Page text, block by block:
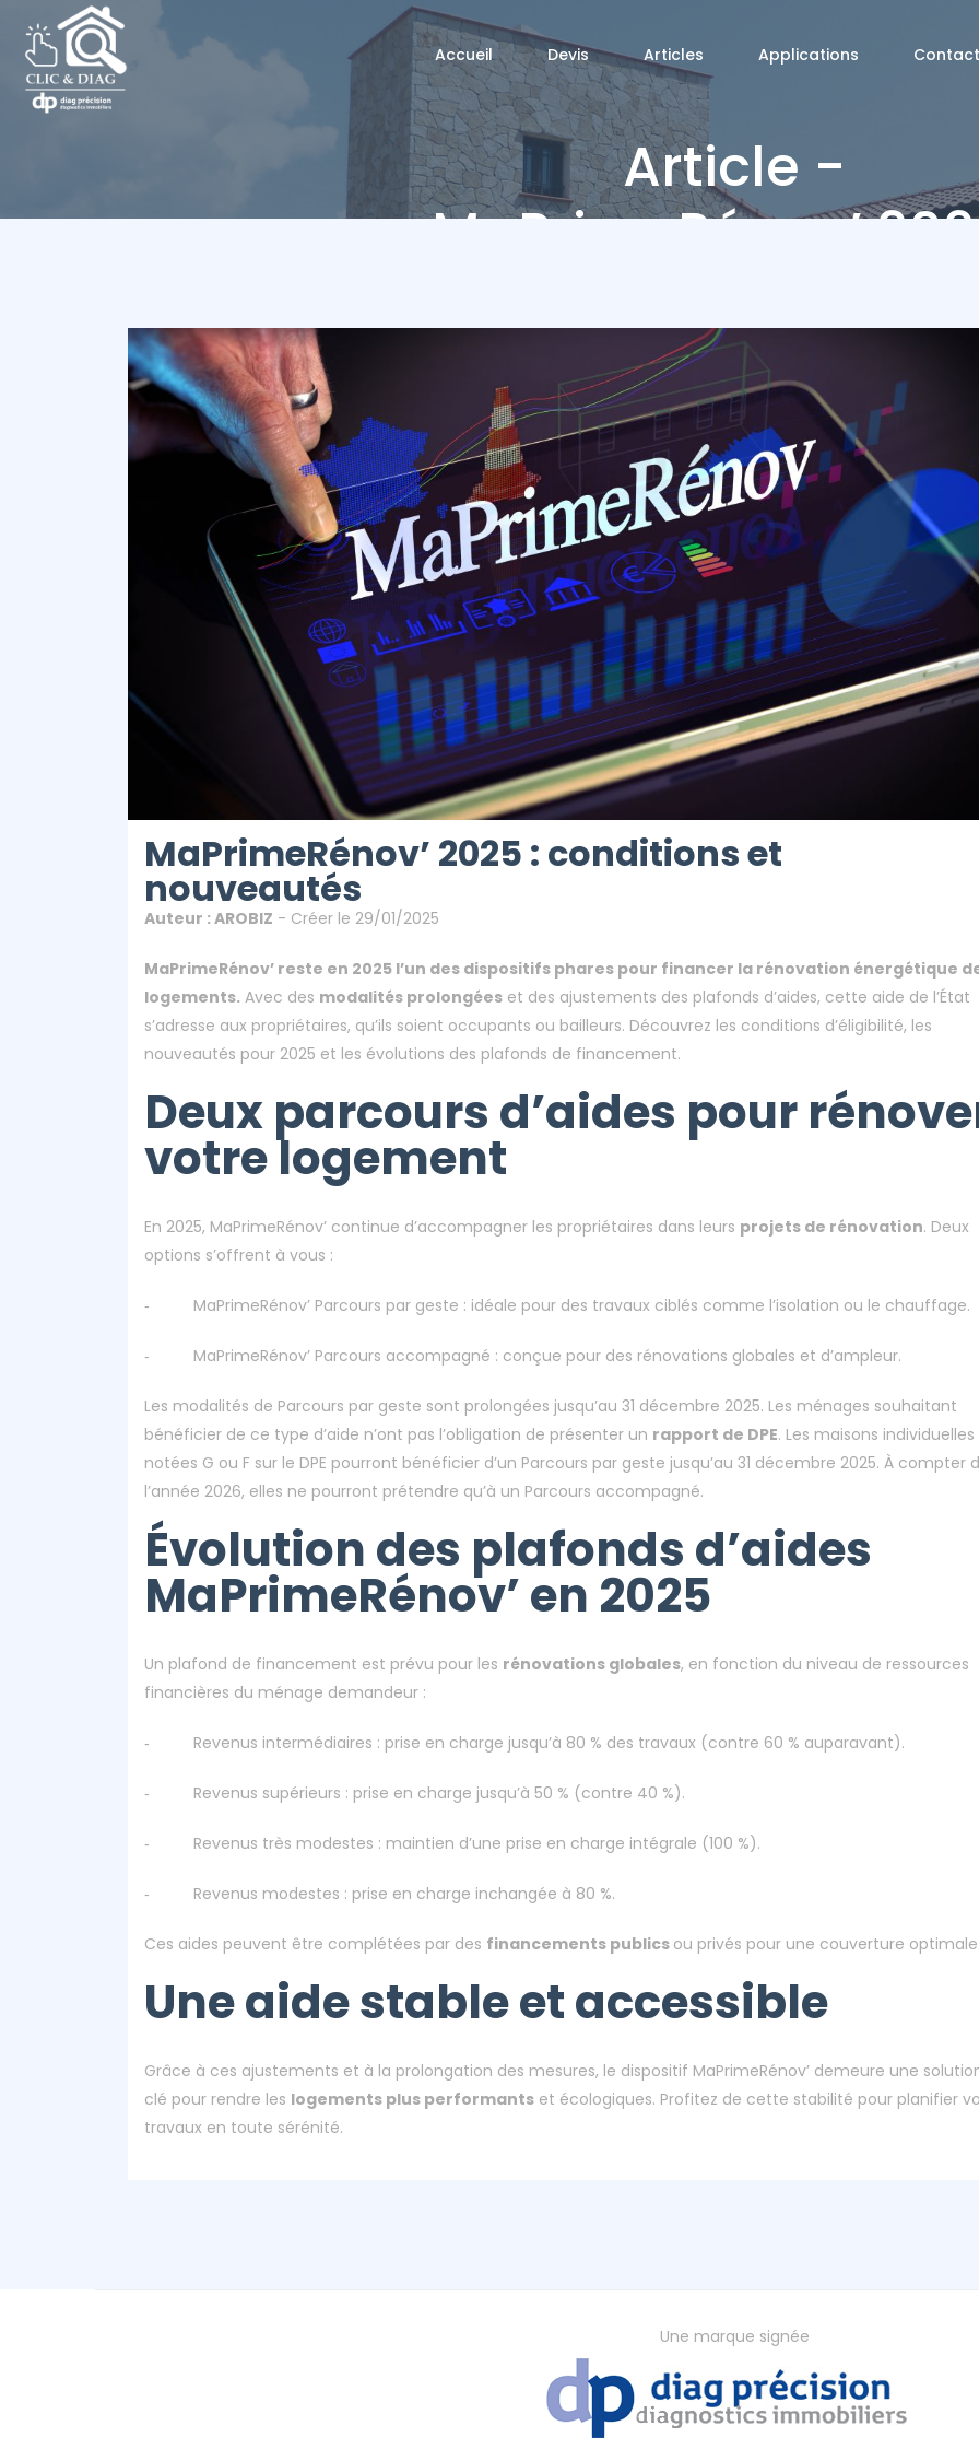
Accueil Devis Articles Applications Contact
Article -
MaPrimeRénov’
Nouveautés
ClicAndDiag Article - MaPrimeRénov’ 2025 : Conditions Et
MaPrimeRénov’ 2025 : conditions et
nouveautés
Auteur : AROBIZ - Créer le 29/01/2025
MaPrimeRénov’ reste en 2025 l’un des dispositifs phares pour financer la rénovation énergétique
logements. Avec des modalités prolongées et des ajustements des plafonds d’aides, cette aide de l’État
s’adresse aux propriétaires, qu’ils soient occupants ou bailleurs. Découvrez les conditions d’éligibilité, les
nouveautés pour 2025 et les évolutions des plafonds de financement.
Deux parcours d’aides pour
votre logement
En 2025, MaPrimeRénov’ continue d’accompagner les propriétaires dans leurs projets de rénovation. Deux
options s’offrent à vous :
‐ MaPrimeRénov’ Parcours par geste : idéale pour des travaux ciblés comme l’isolation ou le chauffage.
‐ MaPrimeRénov’ Parcours accompagné : conçue pour des rénovations globales et d’ampleur.
Les modalités de Parcours par geste sont prolongées jusqu’au 31 décembre 2025. Les ménages souhaitant
bénéficier de ce type d’aide n’ont pas l’obligation de présenter un rapport de DPE. Les maisons individuelles
notées G ou F sur le DPE pourront bénéficier d’un Parcours par geste jusqu’au 31 décembre 2025. À compter
l’année 2026, elles ne pourront prétendre qu’à un Parcours accompagné.
Évolution des plafonds d’aides
MaPrimeRénov’ en 2025
Un plafond de financement est prévu pour les rénovations globales, en fonction du niveau de ressources
financières du ménage demandeur :
‐ Revenus intermédiaires : prise en charge jusqu’à 80 % des travaux (contre 60 % auparavant).
‐ Revenus supérieurs : prise en charge jusqu’à 50 % (contre 40 %).
‐ Revenus très modestes : maintien d’une prise en charge intégrale (100 %).
‐ Revenus modestes : prise en charge inchangée à 80 %.
Ces aides peuvent être complétées par des financements publics ou privés pour une couverture
Une aide stable et accessible
Grâce à ces ajustements et à la prolongation des mesures, le dispositif MaPrimeRénov’ demeure une
clé pour rendre les logements plus performants et écologiques. Profitez de cette stabilité pour planifier
travaux en toute sérénité.
Une marque signée